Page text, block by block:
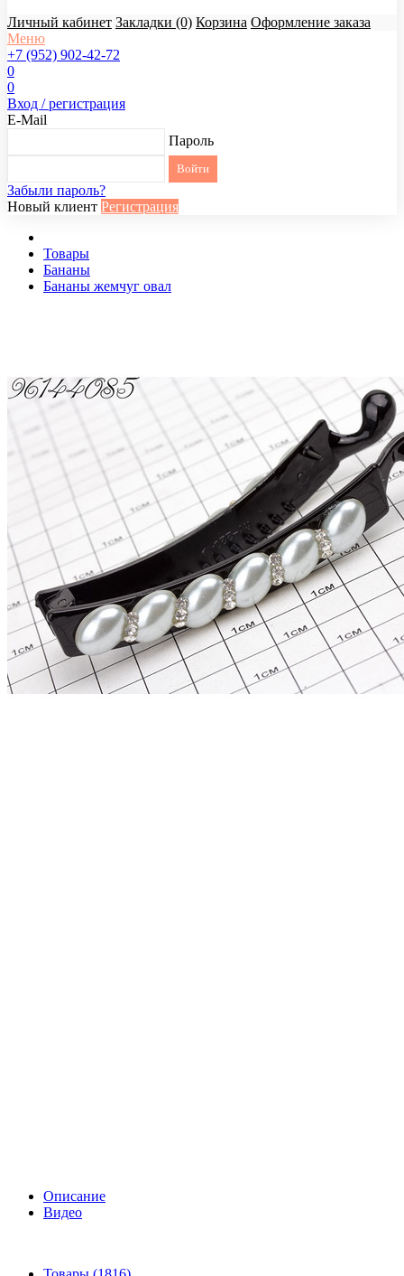
Личный кабинет Закладки (0) Корзина Оформление заказа
Меню
+7 (952) 902-42-72
0
0
Вход / регистрация
E-Mail
Пароль
Забыли пароль?
Новый клиент Регистрация
Товары
Бананы
Бананы жемчуг овал
Описание
Видео